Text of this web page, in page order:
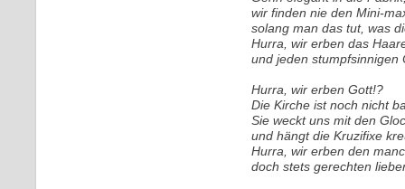
wir finden nie den Mini-
solang man das tut, was
Hurra, wir erben das
und jeden stumpfsinnigen
Hurra, wir erben Gott!?
Die Kirche ist noch nicht
Sie weckt uns mit den
und hängt die Kruzifixe
Hurra, wir erben den
doch stets gerechten